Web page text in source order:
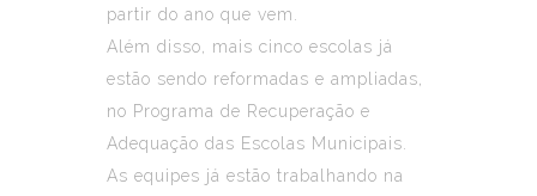
partir do ano que vem.
Além disso, mais cinco escolas já
estão sendo reformadas e ampliadas,
no Programa de Recuperação e
Adequação das Escolas Municipais.
As equipes já estão trabalhando na